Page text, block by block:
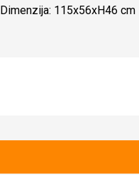
Dimenzija: 115x56xH46 cm